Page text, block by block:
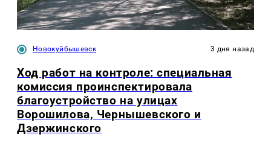
Новокуйбышевск 3 дня назад
Ход работ на контроле: специальная
комиссия проинспектировала
благоустройство на улицах
Ворошилова, Чернышевского и
Дзержинского